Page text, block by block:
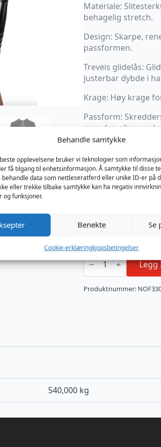
Behandle samtykke
opplevelsene bruker vi teknologier som
få tilgang til enhetsinformasjon. Å samtykke til disse
behandle data som nettleseratferd eller unike ID-er på
eller trekke tilbake samtykke kan ha negativ
og funksjoner.
Benekte Se
Cookie-erklæringkjopsbetingelser
Materiale:
behagelig stretch.
Design: Skarpe,
passformen.
Treveis glidelås:
justerbar dybde i
Krage: Høy krage
Passform:
som den sikrer
Denne kjolen er
fasjonable kvelder
som appellerer til
stil.
Hovedstoff: 76%
powerwetlook
dress
with
Legg
Produktnummer:
540,000 kg